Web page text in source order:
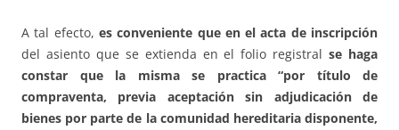
A tal efecto, es conveniente que en el acta de inscripción
del asiento que se extienda en el folio registralse haga
constar que la misma se practica “por título de
compraventa, previa aceptación sin adjudicación de
bienes por parte de la comunidad hereditaria disponente,